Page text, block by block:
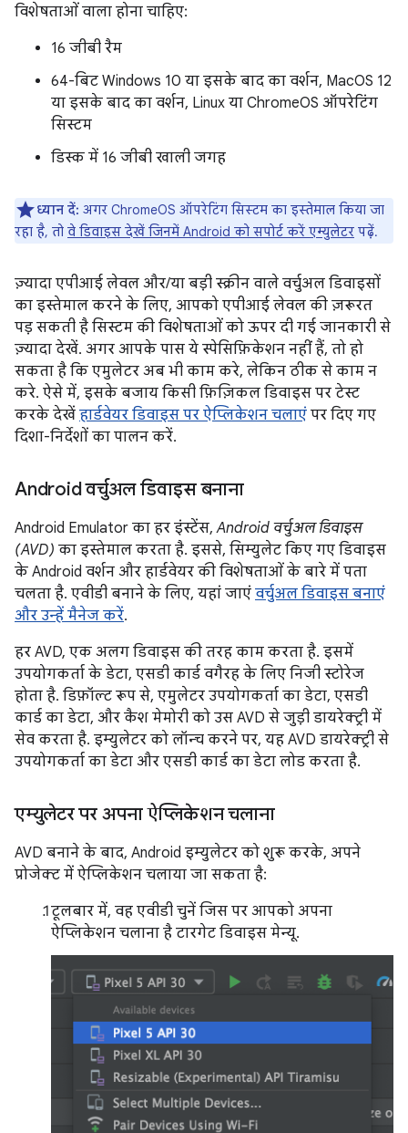
विशेषताओं वाला होना चाहिए:
16 जीबी रैम
64-बिट Windows 10 या इसके बाद का वर्शन, MacOS 12
या इसके बाद का वर्शन, Linux या ChromeOS ऑपरेटिंग
सिस्टम
डिस्क में 16 जीबी खाली जगह
ध्यान दें: अगर ChromeOS ऑपरेटिंग सिस्टम का इस्तेमाल किया जा
रहा है, तो वे डिवाइस देखें जिनमें Android को सपोर्ट करें एम्युलेटर पढ़ें.
ज़्यादा एपीआई लेवल और/या बड़ी स्क्रीन वाले वर्चुअल डिवाइसों
का इस्तेमाल करने के लिए, आपको एपीआई लेवल की ज़रूरत
पड़ सकती है सिस्टम की विशेषताओं को ऊपर दी गई जानकारी से
ज़्यादा देखें. अगर आपके पास ये स्पेसिफ़िकेशन नहीं हैं, तो हो
सकता है कि एमुलेटर अब भी काम करे, लेकिन ठीक से काम न
करे. ऐसे में, इसके बजाय किसी फ़िज़िकल डिवाइस पर टेस्ट
करके देखें हार्डवेयर डिवाइस पर ऐप्लिकेशन चलाएं पर दिए गए
दिशा-निर्देशों का पालन करें.
Android वर्चुअल डिवाइस बनाना
Android Emulator का हर इंस्टेंस,Android वर्चुअल डिवाइस
(AVD) का इस्तेमाल करता है. इससे, सिम्युलेट किए गए डिवाइस
के Android वर्शन और हार्डवेयर की विशेषताओं के बारे में पता
चलता है. एवीडी बनाने के लिए, यहां जाएं वर्चुअल डिवाइस बनाएं
और उन्हें मैनेज करें.
हर AVD, एक अलग डिवाइस की तरह काम करता है. इसमें
उपयोगकर्ता के डेटा, एसडी कार्ड वगैरह के लिए निजी स्टोरेज
होता है. डिफ़ॉल्ट रूप से, एमुलेटर उपयोगकर्ता का डेटा, एसडी
कार्ड का डेटा, और कैश मेमोरी को उस AVD से जुड़ी डायरेक्ट्री में
सेव करता है. इम्युलेटर को लॉन्च करने पर, यह AVD डायरेक्ट्री से
उपयोगकर्ता का डेटा और एसडी कार्ड का डेटा लोड करता है.
एम्युलेटर पर अपना ऐप्लिकेशन चलाना
AVD बनाने के बाद, Android इम्युलेटर को शुरू करके, अपने
प्रोजेक्ट में ऐप्लिकेशन चलाया जा सकता है:
टूलबार में, वह एवीडी चुनें जिस पर आपको अपना
ऐप्लिकेशन चलाना है टारगेट डिवाइस मेन्यू.